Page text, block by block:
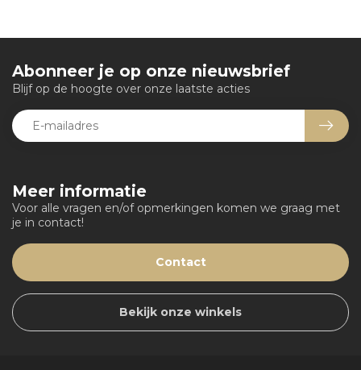
Meer informatie
Voor alle vragen en/of opmerkingen komen we graag met
je in contact!
Contact
Bekijk onze winkels
Abonneer je op onze nieuwsbrief
Blijf op de hoogte over onze laatste acties